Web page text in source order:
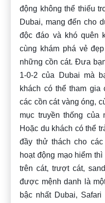
động không thể thiếu
Dubai, mang đến cho
độc đáo và khó quên
cùng khám phá vẻ
những cồn cát. Đưa
1-0-2 của Dubai mà
khách có thể tham
các cồn cát vàng óng,
mục truyền thống
Hoặc du khách có thể
đầy thử thách cho
hoạt động mạo hiểm
trên cát, trượt cát,
được mệnh danh là
bậc nhất Dubai,